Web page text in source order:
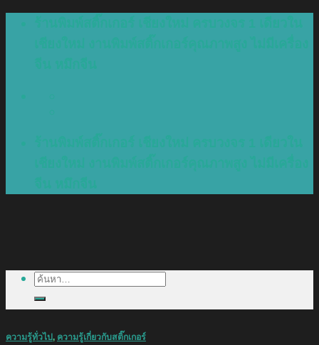
ค้นหา:
ความรู้ทั่วไป, ความรู้เกี่ยวกับสติ๊กเกอร์